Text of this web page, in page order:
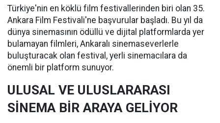
Türkiye'nin en köklü film festivallerinden biri olan 35.
Ankara Film Festivali'ne başvurular başladı. Bu yıl da
dünya sinemasının ödüllü ve dijital platformlarda yer
bulamayan filmleri, Ankaralı sinemaseverlerle
buluşturacak olan festival, yerli sinemacılara da
önemli bir platform sunuyor.
ULUSAL VE ULUSLARARASI
SİNEMA BİR ARAYA GELİYOR